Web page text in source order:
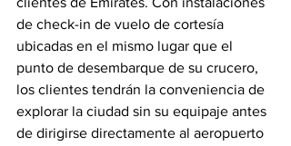
de check-in de vuelo de cortesía
ubicadas en el mismo lugar que el
punto de desembarque de su crucero,
los clientes tendrán la conveniencia de
explorar la ciudad sin su equipaje antes
de dirigirse directamente al aeropuerto